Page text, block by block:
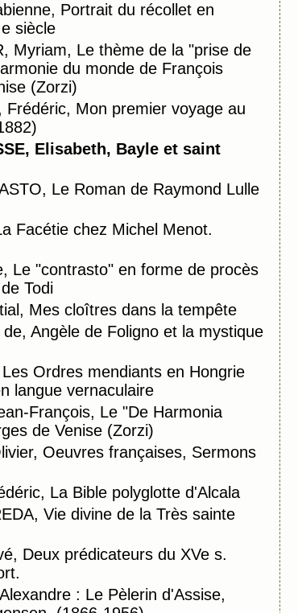
Portrait du récollet en
siècle
Myriam, Le thème de la "prise de
du monde de François
(Zorzi)
Frédéric, Mon premier voyage au
Elisabeth, Bayle et saint
Le Roman de Raymond Lulle
Facétie chez Michel Menot.
Le "contrasto" en forme de procès
Todi
Mes cloîtres dans la tempête
de, Angèle de Foligno et la mystique
Ordres mendiants en Hongrie
langue vernaculaire
François, Le "De Harmonia
de Venise (Zorzi)
Oeuvres françaises, Sermons
La Bible polyglotte d'Alcala
Vie divine de la Très sainte
Deux prédicateurs du XVe s.
: Le Pèlerin d'Assise,